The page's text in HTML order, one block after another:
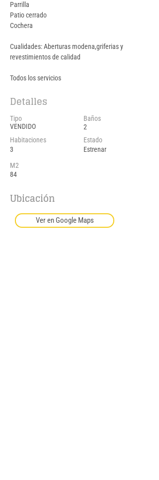
Parrilla
Patio cerrado
Cochera
Cualidades: Aberturas modena,griferias y
revestimientos de calidad
Todos los servicios
Detalles
Tipo
VENDIDO
Habitaciones
3
Baños
2
Estado
Estrenar
M2
84
Ubicación
Ver en Google Maps